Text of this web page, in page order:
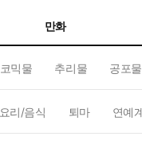
만화
코믹물 추리물 공포물
요리/음식 퇴마 연예